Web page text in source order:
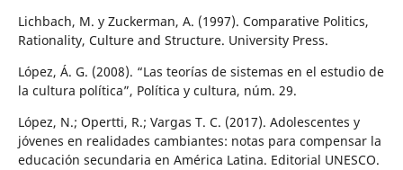
Lichbach, M. y Zuckerman, A. (1997). Comparative Politics,
Rationality, Culture and Structure. University Press.
López, Á. G. (2008). “Las teorías de sistemas en el estudio de
la cultura política”, Política y cultura, núm. 29.
López, N.; Opertti, R.; Vargas T. C. (2017). Adolescentes y
jóvenes en realidades cambiantes: notas para compensar la
educación secundaria en América Latina. Editorial UNESCO.